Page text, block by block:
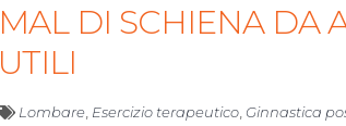
MAL DI SCHIENA DA
UTILI
Lombare Esercizio terapeutico Ginnastica